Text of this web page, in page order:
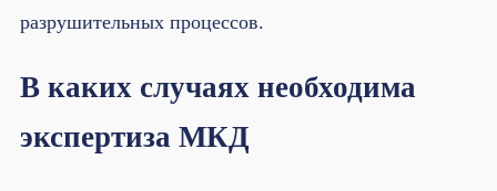
разрушительных процессов.
В каких случаях необходима
экспертиза МКД